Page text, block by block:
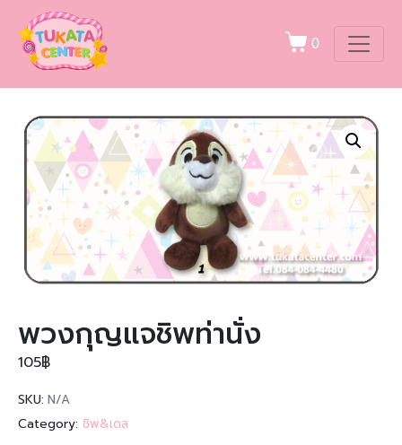
0
พวงกุญแจชิพท่านั่ง
105฿
SKU: N/A
Category: ชิพ&เดล